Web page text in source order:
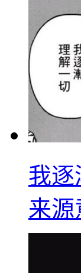
我逐
来源